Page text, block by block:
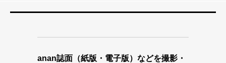
anan誌面（紙版・電子版）などを撮影・